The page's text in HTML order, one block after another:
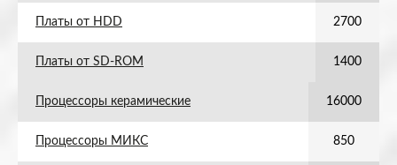
Платы от HDD 2700
Платы от SD-ROM 1400
Процессоры керамические 16000
Процессоры МИКС 850